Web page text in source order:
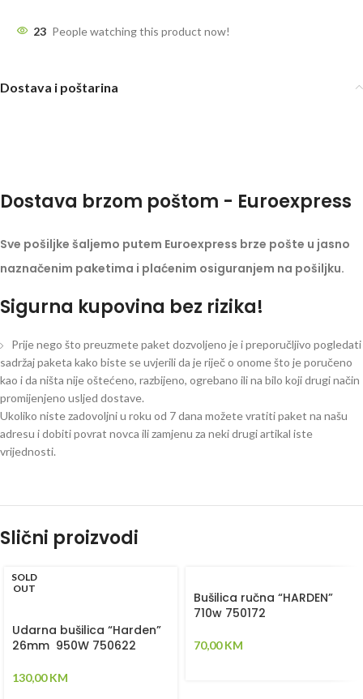
23 People watching this product now!
Dostava i poštarina
Dostava brzom poštom - Euroexpress
Sve pošiljke šaljemo putem Euroexpress brze pošte u jasno
naznačenim paketima i plaćenim osiguranjem na pošiljku.
Sigurna kupovina bez rizika!
Prije nego što preuzmete paket dozvoljeno je i preporučljivo pogledati
sadržaj paketa kako biste se uvjerili da je riječ o onome što je poručeno
kao i da ništa nije oštećeno, razbijeno, ogrebano ili na bilo koji drugi način
promijenjeno usljed dostave.
Ukoliko niste zadovoljni u roku od 7 dana možete vratiti paket na našu
adresu i dobiti povrat novca ili zamjenu za neki drugi artikal iste
vrijednosti.
Slični proizvodi
SOLD
OUT
Udarna bušilica “Harden”
26mm 950W 750622
130,00KM
Bušilica ručna “HARDEN”
710w 750172
70,00KM